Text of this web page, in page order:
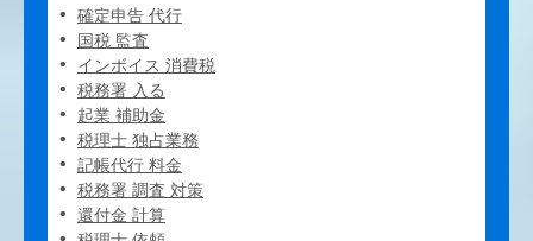
確定申告 代行
国税 監査
インボイス 消費税
税務署 入る
起業 補助金
税理士 独占業務
記帳代行 料金
税務署 調査 対策
還付金 計算